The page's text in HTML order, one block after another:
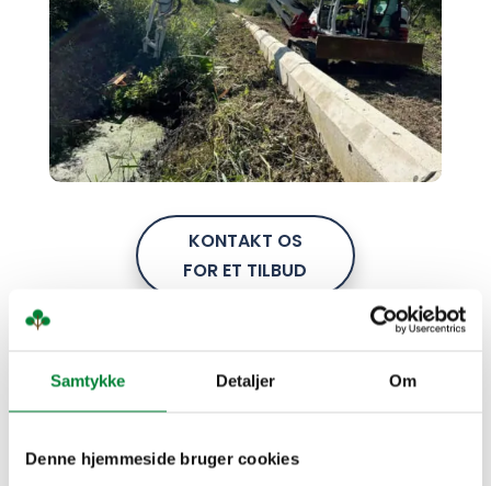
Samtykke Detaljer Om
Denne hjemmeside bruger cookies
KONTAKT OS
FOR ET TILBUD